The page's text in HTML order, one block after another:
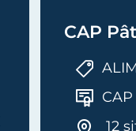
CAP
CAP
12